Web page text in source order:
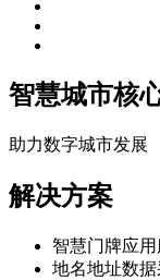
智慧城市核
助力数字城市发展
解决方案
智慧门牌应
地名地址数据